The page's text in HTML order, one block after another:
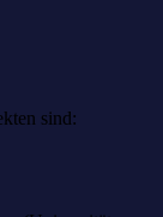
sind: